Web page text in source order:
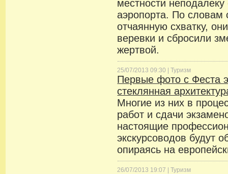
местности неподалеку
аэропорта. По словам
отчаянную схватку,
веревки и сбросили
жертвой.
25/07/2013 09:30 |Туризм
Первые фото с Феста
стеклянная
Многие из них в
работ и сдачи
настоящие
экскурсоводов будут
опираясь на
26/07/2013 19:07 |Туризм